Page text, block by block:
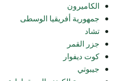
الكاميرون
جمهورية أفريقيا الوسطى
تشاد
جزر القمر
كوت ديفوار
جيبوتي